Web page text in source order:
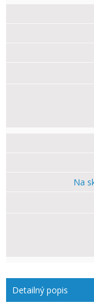
Na
Detailný popis